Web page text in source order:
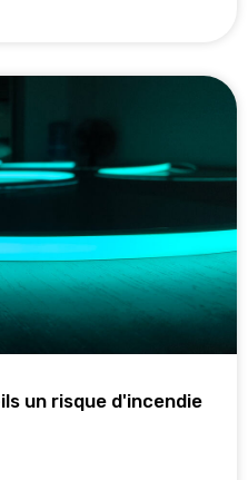
un risque d'incendie